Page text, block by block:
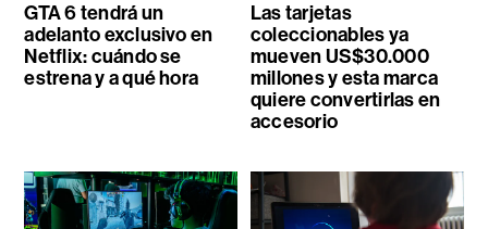
GTA 6 tendrá un
adelanto exclusivo en
Netflix: cuándo se
estrena y a qué hora
Las tarjetas
coleccionables ya
mueven US$30.000
millones y esta marca
quiere convertirlas en
accesorio